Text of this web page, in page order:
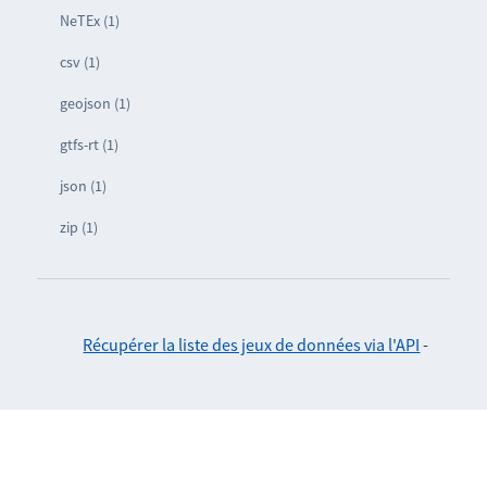
NeTEx (1)
csv (1)
geojson (1)
gtfs-rt (1)
json (1)
zip (1)
Récupérer la liste des jeux de données via l'API -